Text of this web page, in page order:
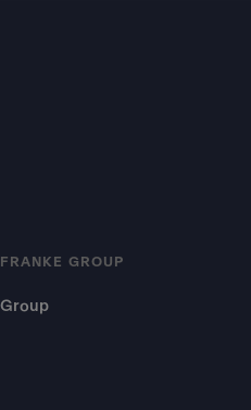
FRANKE GROUP
Group